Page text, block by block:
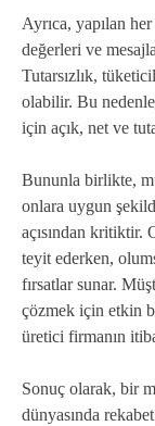
Ayrıca, yapılan
değerleri ve
Tutarsızlık,
olabilir. Bu
için açık, net ve
Bununla birlikte,
onlara uygun
açısından kritiktir.
teyit ederken,
fırsatlar sunar.
çözmek için etkin
üretici firmanın
Sonuç olarak, bir
dünyasında